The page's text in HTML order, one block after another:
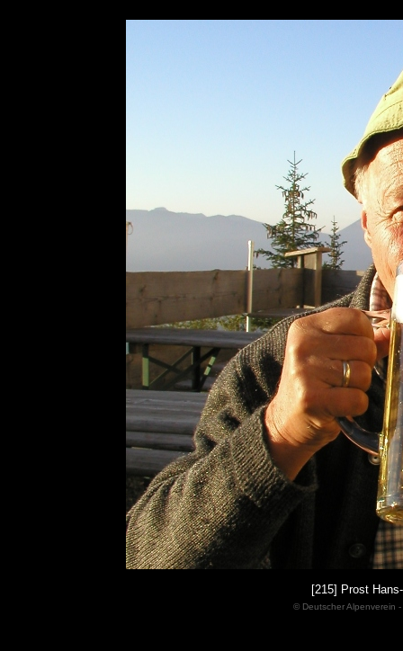
[215] Prost
© Deutscher Alpenverein